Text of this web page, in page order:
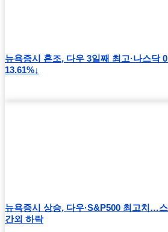
뉴욕증시 혼조, 다우 3일째 최고·나스닥
13.61%↓
뉴욕증시 상승, 다우·S&P500 최고치…
간외 하락